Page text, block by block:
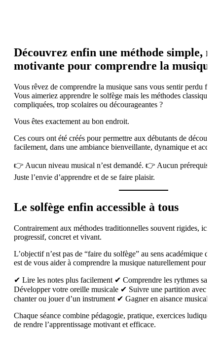
Découvrez enfin une méthode simple,
motivante pour comprendre la musique
Vous rêvez de comprendre la musique sans vous sentir perdu face
Vous aimeriez apprendre le solfège mais les méthodes classiques
compliquées, trop scolaires ou décourageantes ?
Vous êtes exactement au bon endroit.
Ces cours ont été créés pour permettre aux débutants de découvrir
facilement, dans une ambiance bienveillante, dynamique et
👉 Aucun niveau musical n’est demandé. 👉 Aucun prérequis
Juste l’envie d’apprendre et de se faire plaisir.
Le solfège enfin accessible à tous
Contrairement aux méthodes traditionnelles souvent rigides, ici
progressif, concret et vivant.
L’objectif n’est pas de “faire du solfège” au sens académique du
est de vous aider à comprendre la musique naturellement pour
✔ Lire les notes plus facilement ✔ Comprendre les rythmes sans
Développer votre oreille musicale ✔ Suivre une partition avec
chanter ou jouer d’un instrument ✔ Gagner en aisance musicale
Chaque séance combine pédagogie, pratique, exercices ludiques
de rendre l’apprentissage motivant et efficace.